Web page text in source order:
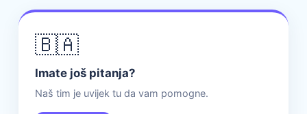
🇧🇦
Imate još pitanja?
Naš tim je uvijek tu da vam pomogne.